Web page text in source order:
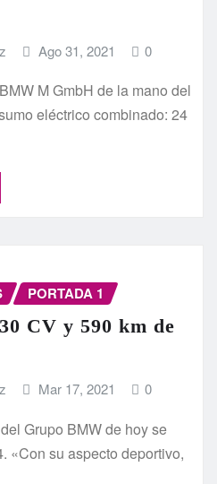
Ago 31, 2021 0
M GmbH de la mano del
eléctrico combinado: 24
PORTADA 1
CV y 590 km de
Mar 17, 2021 0
Grupo BMW de hoy se
«Con su aspecto deportivo,